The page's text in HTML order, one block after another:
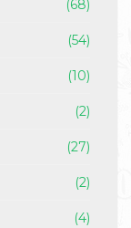
(68)
(54)
(10)
(2)
(27)
(2)
(4)